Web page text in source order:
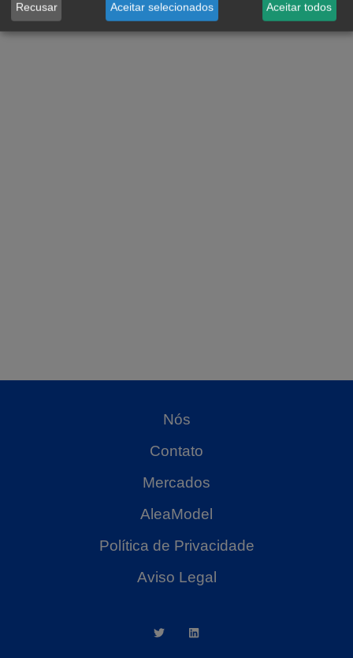
Nós
Contato
Mercados
AleaModel
Política de Privacidade
Aviso Legal
Recusar Aceitar selecionados Aceitar todos